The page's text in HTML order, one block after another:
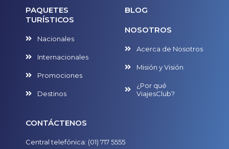
PAQUETES
TURÍSTICOS
Nacionales
Internacionales
Promociones
Destinos
BLOG
NOSOTROS
Acerca de Nosotros
Misión y Visión
¿Por qué
ViajesClub?
CONTÁCTENOS
Central telefónica: (01) 717 5555